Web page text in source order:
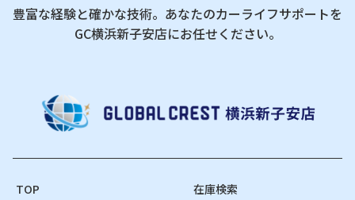
豊富な経験と確かな技術。あなたのカーライフサポートを
GC横浜新子安店にお任せください。
TOP 在庫検索